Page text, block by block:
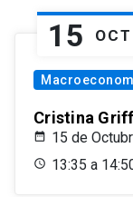
15 OCT
Cristina
15 de
13:35 a